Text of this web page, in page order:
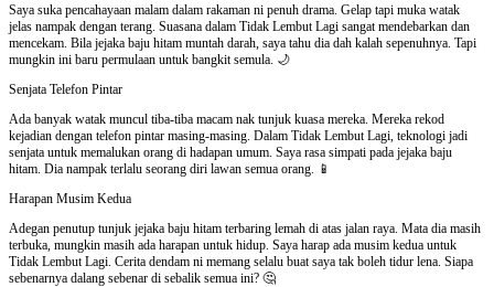
Saya suka pencahayaan malam dalam rakaman ni penuh drama. Gelap tapi muka watak
jelas nampak dengan terang. Suasana dalam Tidak Lembut Lagi sangat mendebarkan dan
mencekam. Bila jejaka baju hitam muntah darah, saya tahu dia dah kalah sepenuhnya. Tapi
mungkin ini baru permulaan untuk bangkit semula. 🌙
Senjata Telefon Pintar
Ada banyak watak muncul tiba-tiba macam nak tunjuk kuasa mereka. Mereka rekod
kejadian dengan telefon pintar masing-masing. Dalam Tidak Lembut Lagi, teknologi jadi
senjata untuk memalukan orang di hadapan umum. Saya rasa simpati pada jejaka baju
hitam. Dia nampak terlalu seorang diri lawan semua orang. 📱
Harapan Musim Kedua
Adegan penutup tunjuk jejaka baju hitam terbaring lemah di atas jalan raya. Mata dia masih
terbuka, mungkin masih ada harapan untuk hidup. Saya harap ada musim kedua untuk
Tidak Lembut Lagi. Cerita dendam ni memang selalu buat saya tak boleh tidur lena. Siapa
sebenarnya dalang sebenar di sebalik semua ini? 🤔